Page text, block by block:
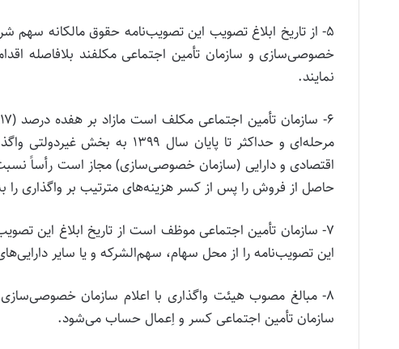
۵- از تاریخ ابلاغ تصویب این تصویب‌نامه حقوق مالکانه
خصوصی‌سازی و سازمان تأمین اجتماعی مکلفند بلافاصله
نمایند.
مرحله‌ای و حداکثر تا پایان
حاصل از فروش را پس از کسر هزینه‌های مترتیب بر واگذاری
این تصویب‌نامه را از محل سهام، سهم‌الشرکه و یا سایر
۸- مبالغ مصوب هیئت واگذاری با اعلام سازمان
سازمان تأمین اجتماعی کسر و اِعمال حساب می‌شود.